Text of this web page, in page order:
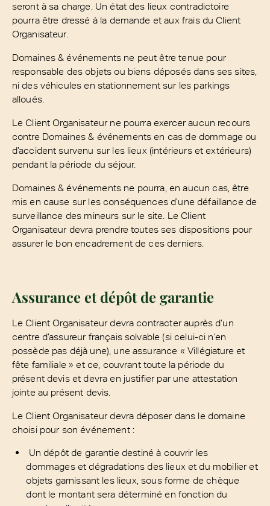
seront à sa charge. Un état des lieux contradictoire
pourra être dressé à la demande et aux frais du Client
Organisateur.
Domaines & événements ne peut être tenue pour
responsable des objets ou biens déposés dans ses sites,
ni des véhicules en stationnement sur les parkings
alloués.
Le Client Organisateur ne pourra exercer aucun recours
contre Domaines & événements en cas de dommage ou
d’accident survenu sur les lieux (intérieurs et extérieurs)
pendant la période du séjour.
Domaines & événements ne pourra, en aucun cas, être
mis en cause sur les conséquences d’une défaillance de
surveillance des mineurs sur le site. Le Client
Organisateur devra prendre toutes ses dispositions pour
assurer le bon encadrement de ces derniers.
Assurance et dépôt de garantie
Le Client Organisateur devra contracter auprès d’un
centre d’assureur français solvable (si celui-ci n’en
possède pas déjà une), une assurance « Villégiature et
fête familiale » et ce, couvrant toute la période du
présent devis et devra en justifier par une attestation
jointe au présent devis.
Le Client Organisateur devra déposer dans le domaine
choisi pour son événement :
Un dépôt de garantie destiné à couvrir les
dommages et dégradations des lieux et du mobilier et
objets garnissant les lieux, sous forme de chèque
dont le montant sera déterminé en fonction du